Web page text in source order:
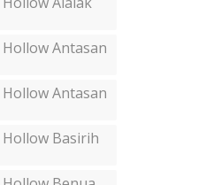
Hollow Antasan
Hollow Antasan
Hollow Basirih